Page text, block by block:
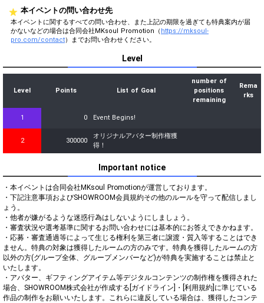
本イベントの問い合わせ先
本イベントに関するすべての問い合わせ、また上記の期限を過ぎても特典案内が届
かないなどの場合は合同会社MKsoul Promotion（ https://mksoul-
pro.com/contact）までお問い合わせください。
Level
Level Points List of Goal
number of
positions
remaining
Rema
rks
1 0 Event Begins!
2 300000
オリジナルアバター制作権獲
得！
Important notice
・本イベントは合同会社MKsoul Promotionが運営しております。
・下記注意事項およびSHOWROOM会員規約その他のルールを守って配信しまし
ょう。
・他者が嫌がるような迷惑行為はしないようにしましょう。
・審査状況や選考基準に関するお問い合わせには基本的にお答えできかねます。
・応募・審査通過等によって生じる権利を第三者に譲渡・質入等することはでき
ません。特典の対象は獲得したルームの方のみです。特典を獲得したルームの方
以外の方(グループ全体、グループメンバーなど)が特典を実施することは禁止と
いたします。
・アバター、ギフティングアイテム等デジタルコンテンツの制作権を獲得された
場合、SHOWROOM株式会社が作成する[ガイドライン]・[利用規約]に準じている
作品の制作をお願いいたします。これらに違反している場合は、獲得したコンテ